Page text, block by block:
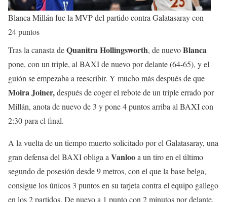
Blanca Millán fue la MVP del partido contra Galatasaray con
24 puntos
Tras la canasta deQuanitra Hollingsworth, de nuevoBlanca
pone, con un triple, al BAXI de nuevo por delante (64-65), y el
guión se empezaba a reescribir. Y mucho más después de que
Moira Joiner,después de coger el rebote de un triple errado por
Millán, anota de nuevo de 3 y pone 4 puntos arriba al BAXI con
2:30 para el final.
A la vuelta de un tiempo muerto solicitado por el Galatasaray, una
gran defensa del BAXI obliga a Vanlooa un tiro en el último
segundo de posesión desde 9 metros, con el que la base belga,
consigue los únicos 3 puntos en su tarjeta contra el equipo gallego
en los 2 partidos. De nuevo a 1 punto con 2 minutos por delante.